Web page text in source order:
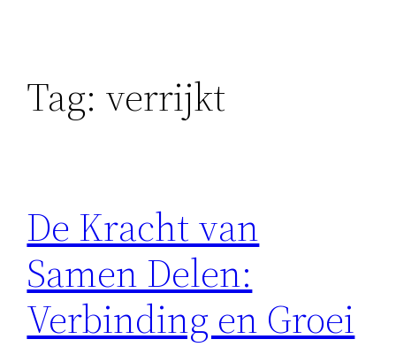
Tag: verrijkt
De Kracht van
Samen Delen:
Verbinding en Groei